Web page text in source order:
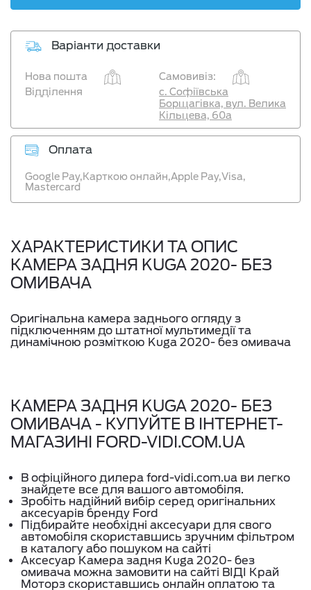
Варіанти доставки
Нова пошта
Самовивіз:
Відділення
с. Софіївська
Борщагівка, вул. Велика
Кільцева, 60а
Оплата
Google Pay,Карткою онлайн,Apple Pay,Visa,
Mastercard
ХАРАКТЕРИСТИКИ ТА ОПИС
КАМЕРА ЗАДНЯ KUGA 2020- БЕЗ
ОМИВАЧА
Оригінальна камера заднього огляду з
підключенням до штатної мультимедії та
динамічною розміткою Kuga 2020- без омивача
КАМЕРА ЗАДНЯ KUGA 2020- БЕЗ
ОМИВАЧА - КУПУЙТЕ В ІНТЕРНЕТ-
МАГАЗИНІ FORD-VIDI.COM.UA
В офіційного дилера ford-vidi.com.ua ви легко
знайдете все для вашого автомобіля.
Зробіть надійний вибір серед оригінальних
аксесуарів бренду Ford
Підбирайте необхідні аксесуари для свого
автомобіля скориставшись зручним фільтром
в каталогу або пошуком на сайті
Аксесуар Камера задня Kuga 2020- без
омивача можна замовити на сайті ВІДІ Край
Моторз скориставшись онлайн оплатою та